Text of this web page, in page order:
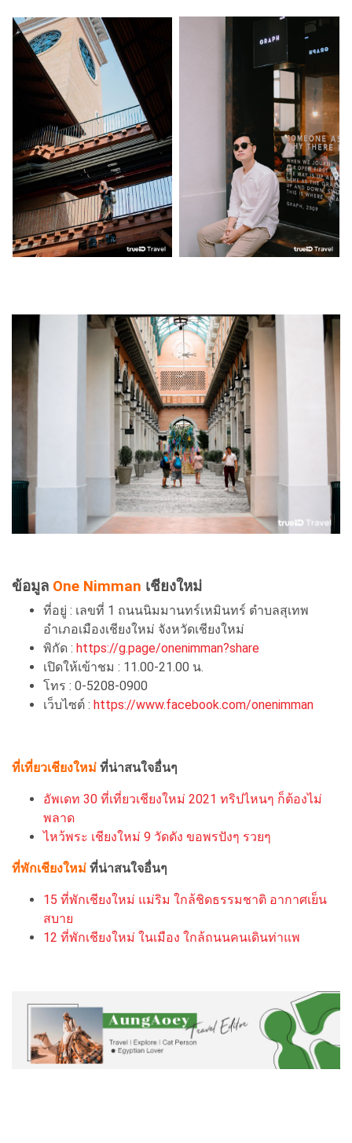
ข้อมูล One Nimman เชียงใหม่
ที่อยู่ : เลขที่ 1 ถนนนิมมานทร์เหมินทร์ ตำบลสุเทพ
อำเภอเมืองเชียงใหม่ จังหวัดเชียงใหม่
พิกัด : https://g.page/onenimman?share
เปิดให้เข้าชม : 11.00-21.00 น.
โทร : 0-5208-0900
เว็บไซต์ : https://www.facebook.com/onenimman
ที่เที่ยวเชียงใหม่ ที่น่าสนใจอื่นๆ
อัพเดท 30 ที่เที่ยวเชียงใหม่ 2021 ทริปไหนๆ ก็ต้องไม่
พลาด
ไหว้พระ เชียงใหม่ 9 วัดดัง ขอพรปังๆ รวยๆ
ที่พักเชียงใหม่ ที่น่าสนใจอื่นๆ
15 ที่พักเชียงใหม่ แม่ริม ใกล้ชิดธรรมชาติ อากาศเย็น
สบาย
12 ที่พักเชียงใหม่ ในเมือง ใกล้ถนนคนเดินท่าแพ